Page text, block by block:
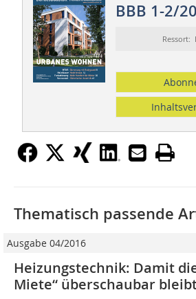
BBB 1-2/
Ressort:
Thematisch passende
Ausgabe 04/2016
Heizungstechnik: Damit
Miete“ überschaubar